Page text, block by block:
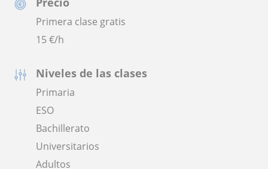
Primera clase gratis
15€/h
Niveles de las clases
Primaria
ESO
Bachillerato
Universitarios
Adultos